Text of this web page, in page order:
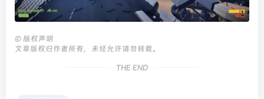
© 版权声明
文章版权归作者所有，未经允许请勿转载。
THE END